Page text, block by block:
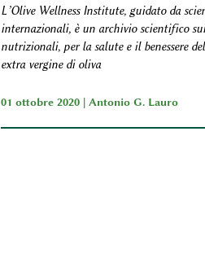
L’Olive Wellness Institute, guidato da
internazionali, è un archivio scientifico
nutrizionali, per la salute e il benessere
extra vergine di oliva
01 ottobre 2020 | Antonio G. Lauro